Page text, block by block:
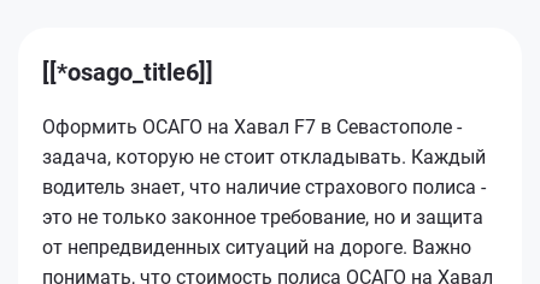
[[*osago_title6]]
Оформить ОСАГО на Хавал F7 в Севастополе -
задача, которую не стоит откладывать. Каждый
водитель знает, что наличие страхового полиса -
это не только законное требование, но и защита
от непредвиденных ситуаций на дороге. Важно
понимать, что стоимость полиса ОСАГО на Хавал